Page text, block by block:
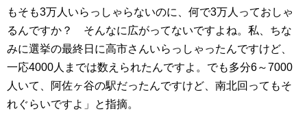
もそも3万人いらっしゃらないのに、何で3万人っておしゃ
るんですか？ そんなに広がってないですよね。私、ちな
みに選挙の最終日に高市さんいらっしゃったんですけど、
一応4000人までは数えられたんですよ。でも多分6～7000
人いて、阿佐ヶ谷の駅だったんですけど、南北回ってもそ
れぐらいですよ」と指摘。